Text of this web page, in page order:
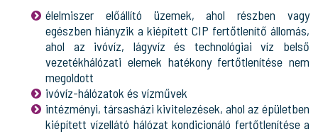
élelmiszer előállító üzemek, ahol részben vagy
egészben hiányzik a kiépített CIP fertőtlenítő állomás,
ahol az ivóvíz, lágyvíz és technológiai víz belső
vezetékhálózati elemek hatékony fertőtlenítése nem
megoldott
ivóvíz-hálózatok és vízművek
intézményi, társasházi kivitelezések, ahol az épületben
kiépített vízellátó hálózat kondicionáló fertőtlenítése a